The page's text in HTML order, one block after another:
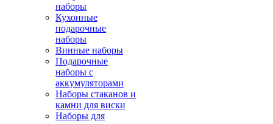
наборы
Кухонные
подарочные
наборы
Винные наборы
Подарочные
наборы с
аккумуляторами
Наборы стаканов и
камни для виски
Наборы для